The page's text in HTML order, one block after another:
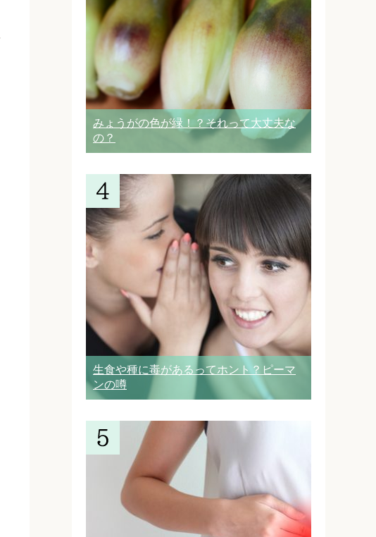
みょうがの色が緑！？それって大丈夫な
の？
生食や種に毒があるってホント？ピーマ
ンの噂